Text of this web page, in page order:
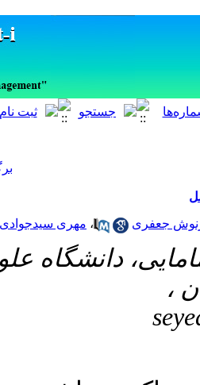
برگشت به
، مهری سیدجوادی#
علوم